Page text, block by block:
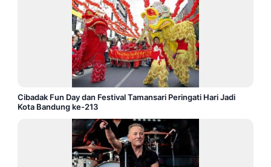
Cibadak Fun Day dan Festival Tamansari Peringati Hari Jadi
Kota Bandung ke-213